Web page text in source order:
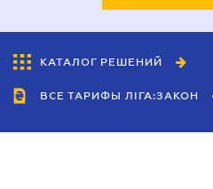
КАТАЛОГ РЕШЕНИЙ
ВСЕ ТАРИФЫ ЛІГА:ЗАКОН